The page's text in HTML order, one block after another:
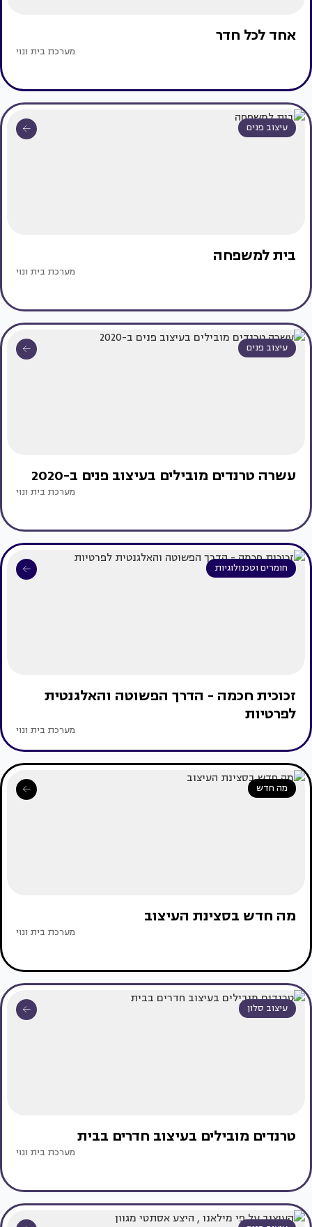
אחד לכל חדר
מערכת בית ונוי
עיצוב פנים
בית למשפחה
מערכת בית ונוי
עיצוב פנים
עשרה טרנדים מובילים בעיצוב פנים ב-2020
מערכת בית ונוי
חומרים וטכנולוגיות
זכוכית חכמה - הדרך הפשוטה והאלגנטית
לפרטיות
מערכת בית ונוי
מה חדש
מה חדש בסצינת העיצוב
מערכת בית ונוי
עיצוב סלון
טרנדים מובילים בעיצוב חדרים בבית
מערכת בית ונוי